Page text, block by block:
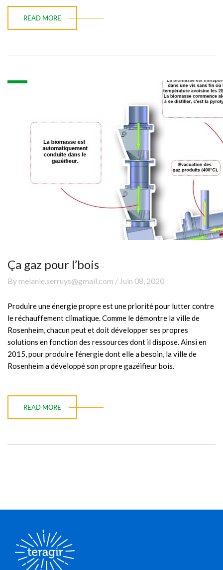
READ MORE
Ça gaz pour l’bois
By melanie.serruys@gmail.com / Juin 08, 2020
Produire une énergie propre est une priorité pour lutter contre
le réchauffement climatique. Comme le démontre la ville de
Rosenheim, chacun peut et doit développer ses propres
solutions en fonction des ressources dont il dispose. Ainsi en
2015, pour produire l’énergie dont elle a besoin, la ville de
Rosenheim a développé son propre gazéifieur bois.
READ MORE